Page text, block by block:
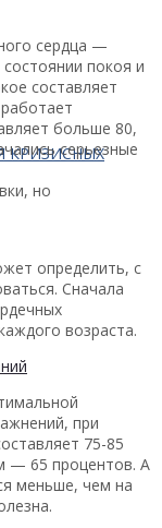
КРИЗИСНЫХ
сердца —
покоя и
составляет
больше 80,
серьезные
но
определить, с
Сначала
возраста.
при
75-85
— 65 процентов. А
меньше, чем на